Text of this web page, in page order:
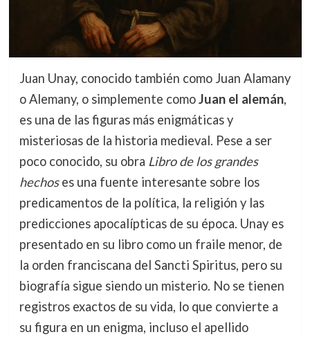
Juan Unay, conocido también como Juan Alamany
o Alemany, o simplemente comoJuan el alemán,
es una de las figuras más enigmáticas y
misteriosas de la historia medieval. Pese a ser
poco conocido, su obra Libro de los grandes
hechoses una fuente interesante sobre los
predicamentos de la política, la religión y las
predicciones apocalípticas de su época. Unay es
presentado en su libro como un fraile menor, de
la orden franciscana del Sancti Spiritus, pero su
biografía sigue siendo un misterio. No se tienen
registros exactos de su vida, lo que convierte a
su figura en un enigma, incluso el apellido